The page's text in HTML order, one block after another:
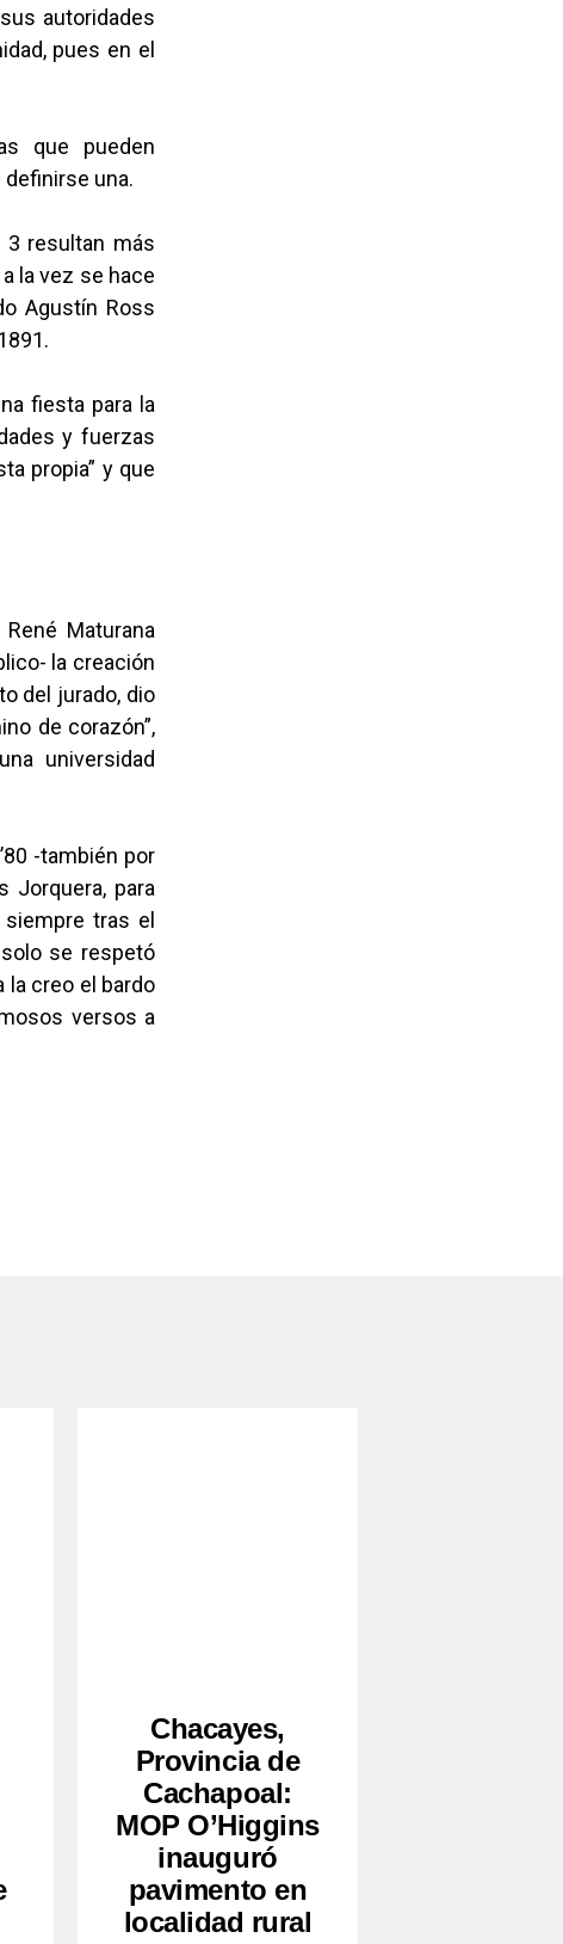
autoridades
pues en el
que pueden
una.
3 resultan más
la vez se hace
Agustín Ross
fiesta para la
y fuerzas
propia” y que
Maturana
la creación
del jurado, dio
de corazón”,
universidad
-también por
Jorquera, para
tras el
se respetó
la creo el bardo
versos a
Chacayes,
Provincia de
Cachapoal:
MOP O’Higgins
inauguró
pavimento en
localidad rural